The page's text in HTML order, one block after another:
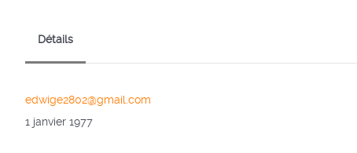
Détails
edwige2802@gmail.com
1 janvier 1977